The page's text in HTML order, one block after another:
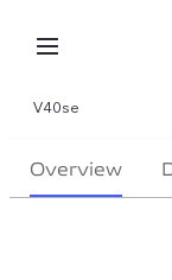
V40se
Overview